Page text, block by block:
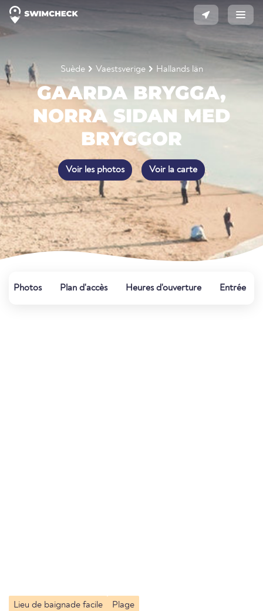
Suède Vaestsverige Hallands län
GAARDA BRYGGA,
NORRA SIDAN MED
BRYGGOR
Voir les photos Voir la carte
Photos Plan d'accès Heures d'ouverture Entrée
Lieu de baignade facile Plage